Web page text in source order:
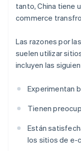
tanto, China tiene
commerce
Las razones por
suelen utilizar
incluyen las
Experimentan
Tienen
Están
los sitios de e-